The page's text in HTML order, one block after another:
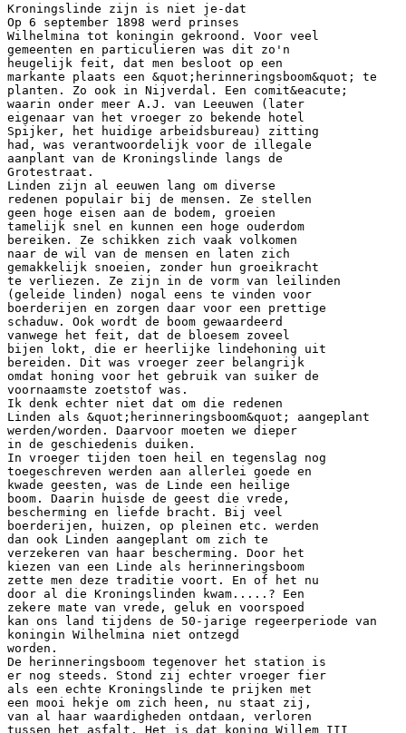
Kroningslinde zijn is niet je-dat
Op 6 september 1898 werd prinses
Wilhelmina tot koningin gekroond. Voor veel
gemeenten en particulieren was dit zo'n
heugelijk feit, dat men besloot op een
markante plaats een &quot;herinneringsboom&quot; te
planten. Zo ook in Nijverdal. Een comit&eacute;
waarin onder meer A.J. van Leeuwen (later
eigenaar van het vroeger zo bekende hotel
Spijker, het huidige arbeidsbureau) zitting
had, was verantwoordelijk voor de illegale
aanplant van de Kroningslinde langs de
Grotestraat.
Linden zijn al eeuwen lang om diverse
redenen populair bij de mensen. Ze stellen
geen hoge eisen aan de bodem, groeien
tamelijk snel en kunnen een hoge ouderdom
bereiken. Ze schikken zich vaak volkomen
naar de wil van de mensen en laten zich
gemakkelijk snoeien, zonder hun groeikracht
te verliezen. Ze zijn in de vorm van leilinden
(geleide linden) nogal eens te vinden voor
boerderijen en zorgen daar voor een prettige
schaduw. Ook wordt de boom gewaardeerd
vanwege het feit, dat de bloesem zoveel
bijen lokt, die er heerlijke lindehoning uit
bereiden. Dit was vroeger zeer belangrijk
omdat honing voor het gebruik van suiker de
voornaamste zoetstof was.
Ik denk echter niet dat om die redenen
Linden als &quot;herinneringsboom&quot; aangeplant
werden/worden. Daarvoor moeten we dieper
in de geschiedenis duiken.
In vroeger tijden toen heil en tegenslag nog
toegeschreven werden aan allerlei goede en
kwade geesten, was de Linde een heilige
boom. Daarin huisde de geest die vrede,
bescherming en liefde bracht. Bij veel
boerderijen, huizen, op pleinen etc. werden
dan ook Linden aangeplant om zich te
verzekeren van haar bescherming. Door het
kiezen van een Linde als herinneringsboom
zette men deze traditie voort. En of het nu
door al die Kroningslinden kwam.....? Een
zekere mate van vrede, geluk en voorspoed
kan ons land tijdens de 50-jarige regeerperiode van
koningin Wilhelmina niet ontzegd
worden.
De herinneringsboom tegenover het station is
er nog steeds. Stond zij echter vroeger fier
als een echte Kroningslinde te prijken met
een mooi hekje om zich heen, nu staat zij,
van al haar waardigheden ontdaan, verloren
tussen het asfalt. Het is dat koning Willem III